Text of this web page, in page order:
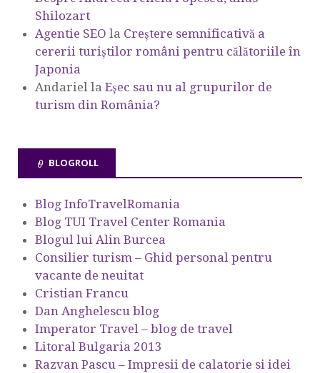
Shilozart
Agentie SEO la Creștere semnificativă a
cererii turiștilor români pentru călătoriile în
Japonia
Andariel la Eşec sau nu al grupurilor de
turism din România?
BLOGROLL
Blog InfoTravelRomania
Blog TUI Travel Center Romania
Blogul lui Alin Burcea
Consilier turism – Ghid personal pentru
vacante de neuitat
Cristian Francu
Dan Anghelescu blog
Imperator Travel – blog de travel
Litoral Bulgaria 2013
Razvan Pascu – Impresii de calatorie si idei